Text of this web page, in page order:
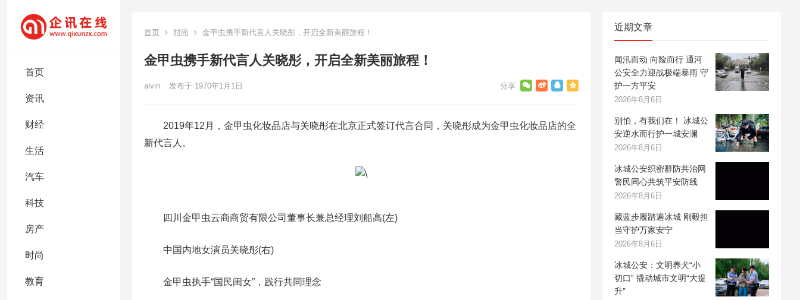
首页
资讯
财经
生活
汽车
科技
房产
时尚
教育
首页 时尚 金甲虫携手新代言人关晓彤，开启全新美丽旅程！
金甲虫携手新代言人关晓彤，开启全新美丽旅程！
alvin 发布于 1970年1月1日
2019年12月，金甲虫化妆品店与关晓彤在北京正式签订代言合同，关晓彤成为金甲虫化妆品店的全
新代言人。
四川金甲虫云商商贸有限公司董事长兼总经理刘船高(左)
中国内地女演员关晓彤(右)
金甲虫执手“国民闺女”，践行共同理念
近期文章
闻汛而动 向险而行 通河
公安全力迎战极端暴雨 守
护一方平安
2026年8月6日
别怕，有我们在！ 冰城公
安逆水而行护一城安澜
2026年8月6日
冰城公安织密群防共治网
警民同心共筑平安防线
2026年8月6日
藏蓝步履踏遍冰城 刚毅担
当守护万家安宁
2026年8月6日
冰城公安：文明养犬“小
切口” 撬动城市文明“大提
升”